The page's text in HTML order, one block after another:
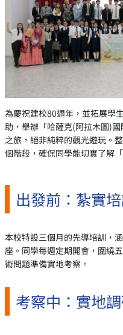
為慶祝建校80週年，並拓展學
助，舉辦「哈薩克(阿拉木圖)
之旅，絕非純粹的觀光遊玩。
個階段，確保同學能切實了解
出發前：紮實
本校特設三個月的先導培訓，
座。同學每週定期開會，圍繞
術問題準備實地考察。
考察中：實地